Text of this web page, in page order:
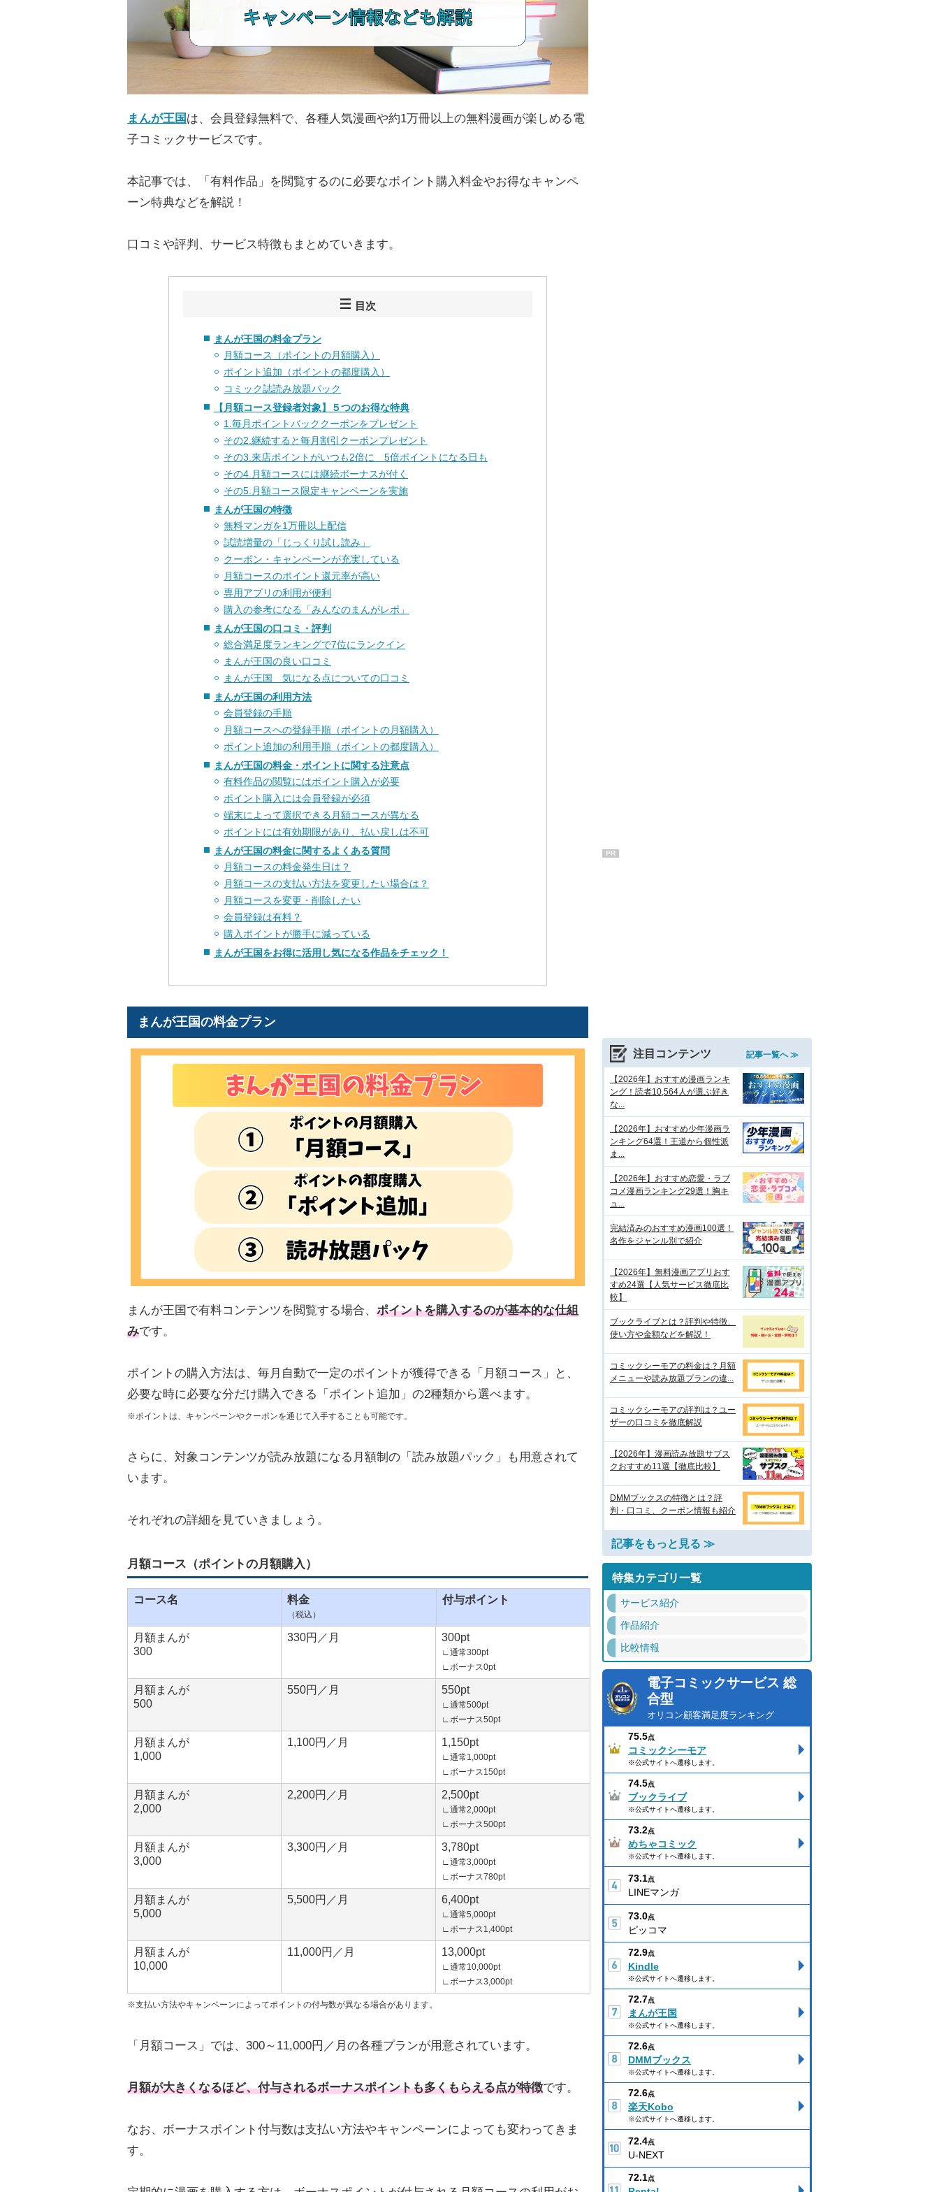
まんが王国 は、会員登録無料で、各種人気漫画や約1万冊以上の無料漫画が楽しめる電
子コミックサービスです。
本記事では、「有料作品」を閲覧するのに必要なポイント購入料金やお得なキャンペ
ーン特典などを解説！
口コミや評判、サービス特徴もまとめていきます。
目次
まんが王国の料金プラン
月額コース（ポイントの月額購入）
ポイント追加（ポイントの都度購入）
コミック誌読み放題パック
【月額コース登録者対象】５つのお得な特典
1.毎月ポイントバッククーポンをプレゼント
その2.継続すると毎月割引クーポンプレゼント
その3.来店ポイントがいつも2倍に 5倍ポイントになる日も
その4.月額コースには継続ボーナスが付く
その5.月額コース限定キャンペーンを実施
まんが王国の特徴
無料マンガを1万冊以上配信
試読増量の「じっくり試し読み」
クーポン・キャンペーンが充実している
月額コースのポイント還元率が高い
専用アプリの利用が便利
購入の参考になる「みんなのまんがレポ」
まんが王国の口コミ・評判
総合満足度ランキングで7位にランクイン
まんが王国の良い口コミ
まんが王国 気になる点についての口コミ
まんが王国の利用方法
会員登録の手順
月額コースへの登録手順（ポイントの月額購入）
ポイント追加の利用手順（ポイントの都度購入）
まんが王国の料金・ポイントに関する注意点
有料作品の閲覧にはポイント購入が必要
ポイント購入には会員登録が必須
端末によって選択できる月額コースが異なる
ポイントには有効期限があり、払い戻しは不可
まんが王国の料金に関するよくある質問
月額コースの料金発生日は？
月額コースの支払い方法を変更したい場合は？
月額コースを変更・削除したい
会員登録は有料？
購入ポイントが勝手に減っている
まんが王国をお得に活用し気になる作品をチェック！
まんが王国の料金プラン
まんが王国で有料コンテンツを閲覧する場合、 ポイントを購入するのが基本的な仕組
みです。
ポイントの購入方法は、毎月自動で一定のポイントが獲得できる「月額コース」と、
必要な時に必要な分だけ購入できる「ポイント追加」の2種類から選べます。
※ポイントは、キャンペーンやクーポンを通じて入手することも可能です。
さらに、対象コンテンツが読み放題になる月額制の「読み放題パック」も用意されて
います。
それぞれの詳細を見ていきましょう。
月額コース（ポイントの月額購入）
コース名 料金
（税込）
付与ポイント
月額まんが
300
330円／月 300pt
∟通常300pt
∟ボーナス0pt
月額まんが
500
550円／月 550pt
∟通常500pt
∟ボーナス50pt
月額まんが
1,000
1,100円／月 1,150pt
∟通常1,000pt
∟ボーナス150pt
月額まんが
2,000
2,200円／月 2,500pt
∟通常2,000pt
∟ボーナス500pt
月額まんが
3,000
3,300円／月 3,780pt
∟通常3,000pt
∟ボーナス780pt
月額まんが
5,000
5,500円／月 6,400pt
∟通常5,000pt
∟ボーナス1,400pt
月額まんが
10,000
11,000円／月 13,000pt
∟通常10,000pt
∟ボーナス3,000pt
※支払い方法やキャンペーンによってポイントの付与数が異なる場合があります。
「月額コース」では、300～11,000円／月の各種プランが用意されています。
月額が大きくなるほど、付与されるボーナスポイントも多くもらえる点が特徴です。
なお、ボーナスポイント付与数は支払い方法やキャンペーンによっても変わってきま
す。
PR
注目コンテンツ 記事一覧へ ≫
【2026年】おすすめ漫画ランキ
ング！読者10,564人が選ぶ好き
な...
【2026年】おすすめ少年漫画ラ
ンキング64選！王道から個性派
ま...
【2026年】おすすめ恋愛・ラブ
コメ漫画ランキング29選！胸キ
ュ...
完結済みのおすすめ漫画100選！
名作をジャンル別で紹介
【2026年】無料漫画アプリおす
すめ24選【人気サービス徹底比
較】
ブックライブとは？評判や特徴、
使い方や金額などを解説！
コミックシーモアの料金は？月額
メニューや読み放題プランの違...
コミックシーモアの評判は？ユー
ザーの口コミを徹底解説
【2026年】漫画読み放題サブス
クおすすめ11選【徹底比較】
DMMブックスの特徴とは？評
判・口コミ、クーポン情報も紹介
記事をもっと見る ≫
特集カテゴリ一覧
サービス紹介
作品紹介
比較情報
電子コミックサービス 総
合型
オリコン顧客満足度ランキング
75.5点
コミックシーモア
※公式サイトへ遷移します。
74.5点
ブックライブ
※公式サイトへ遷移します。
73.2点
めちゃコミック
※公式サイトへ遷移します。
73.1点
LINEマンガ
73.0点
ピッコマ
72.9点
Kindle
※公式サイトへ遷移します。
72.7点
まんが王国
※公式サイトへ遷移します。
72.6点
DMMブックス
※公式サイトへ遷移します。
72.6点
楽天Kobo
※公式サイトへ遷移します。
72.4点
U-NEXT
72.1点